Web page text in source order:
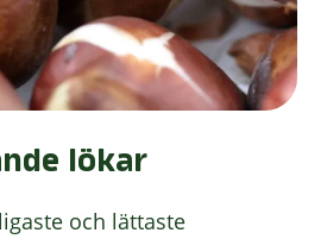
lökar
och lättaste